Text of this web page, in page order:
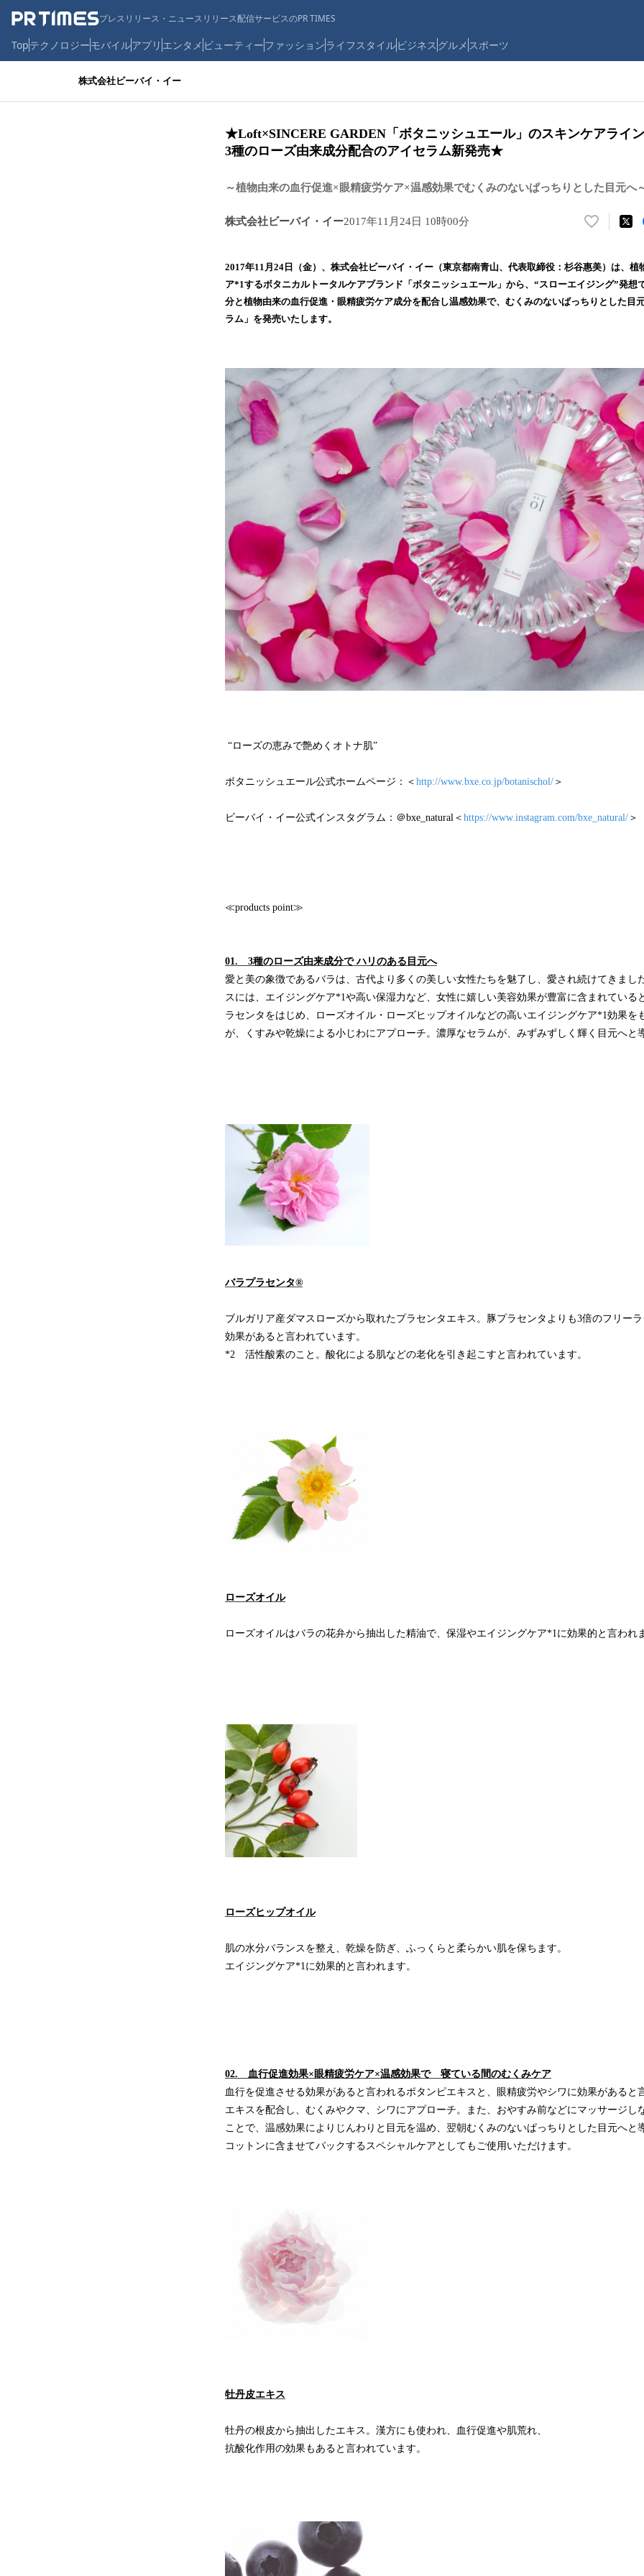
プレスリリース・ニュースリリース配信サービスのPR TIMES
Topテクノロジーモバイルアプリ エンタメ ビューティーファッションライフスタイルビジネス グルメ スポーツ
株式会社ビーバイ・イー
★Loft×SINCERE GARDEN「ボタニッシュエール」のスキンケアライ
3種のローズ由来成分配合のアイセラム新発売★
～植物由来の血行促進×眼精疲労ケア×温感効果でむくみのないぱっちりとした目元へ
株式会社ビーバイ・イー2017年11月24日 10時00分
い
！
数
を
中
で
す
2017年11月24日（金）、株式会社ビーバイ・イー（東京都南青山、代表取締役：杉谷惠美）は、植
ア*1するボタニカルトータルケアブランド「ボタニッシュエール」から、“スローエイジング”発想
分と植物由来の血行促進・眼精疲労ケア成分を配合し温感効果で、むくみのないぱっちりとした目
ラム」を発売いたします。
“ローズの恵みで艶めくオトナ肌”
ボタニッシュエール公式ホームページ：＜ http://www.bxe.co.jp/botanischol/ ＞
ビーバイ・イー公式インスタグラム：＠bxe_natural＜ https://www.instagram.com/bxe_natural/ ＞
≪products point≫
01. ​3種のローズ由来成分で ハリのある目元へ
愛と美の象徴であるバラは、古代より多くの美しい女性たちを魅了し、愛され続けてきまし
スには、エイジングケア*1や高い保湿力など、女性に嬉しい美容効果が豊富に含まれている
ラセンタをはじめ、ローズオイル・ローズヒップオイルなどの高いエイジングケア*1効果を
が、くすみや乾燥による小じわにアプローチ。濃厚なセラムが、みずみずしく輝く目元へと
バラプラセンタ®
ブルガリア産ダマスローズから取れたプラセンタエキス。豚プラセンタよりも3倍のフリー
効果があると言われています。
*2 活性酸素のこと。酸化による肌などの老化を引き起こすと言われています。
ローズオイル
ローズオイルはバラの花弁から抽出した精油で、保湿やエイジングケア*1に効果的と言われ
ローズヒップオイル
肌の水分バランスを整え、乾燥を防ぎ、ふっくらと柔らかい肌を保ちます。
エイジングケア*1に効果的と言われます。
02. ​血行促進効果×眼精疲労ケア×温感効果で 寝ている間のむくみケア
血行を促進させる効果があると言われるボタンピエキスと、眼精疲労やシワに効果があると
エキスを配合し、むくみやクマ、シワにアプローチ。また、おやすみ前などにマッサージし
ことで、温感効果によりじんわりと目元を温め、翌朝むくみのないぱっちりとした目元へと
コットンに含ませてパックするスペシャルケアとしてもご使用いただけます。
牡丹皮エキス
牡丹の根皮から抽出したエキス。漢方にも使われ、血行促進や肌荒れ、
抗酸化作用の効果もあると言われています。